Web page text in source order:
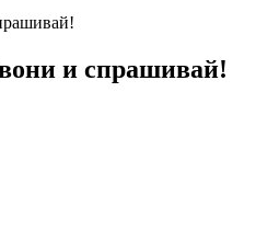
и спрашивай!